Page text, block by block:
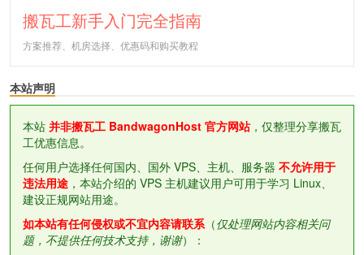
搬瓦工新手入门完全指南
方案推荐、机房选择、优惠码和购买教程
本站声明
本站 并非搬瓦工 BandwagonHost 官方网站，仅整理分享搬瓦
工优惠信息。
任何用户选择任何国内、国外 VPS、主机、服务器 不允许用于
违法用途 ，本站介绍的 VPS 主机建议用户可用于学习 Linux、
建设正规网站用途。
如本站有任何侵权或不宜内容请联系（仅处理网站内容相关问
题，不提供任何技术支持，谢谢）：